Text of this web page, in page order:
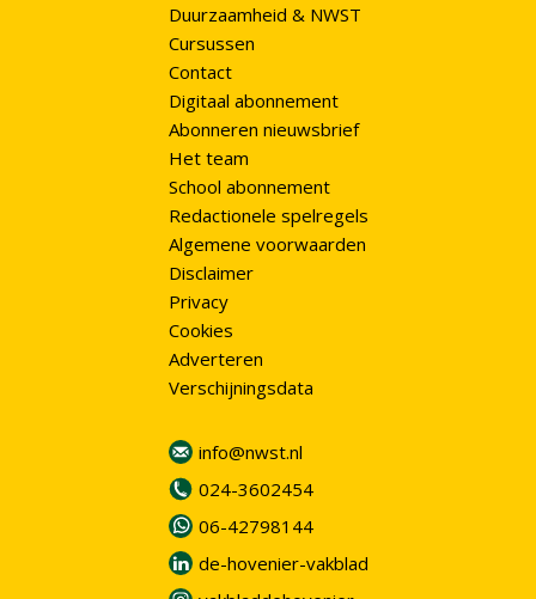
Duurzaamheid & NWST
Cursussen
Contact
Digitaal abonnement
Abonneren nieuwsbrief
Het team
School abonnement
Redactionele spelregels
Algemene voorwaarden
Disclaimer
Privacy
Cookies
Adverteren
Verschijningsdata
info@nwst.nl
024-3602454
06-42798144
de-hovenier-vakblad